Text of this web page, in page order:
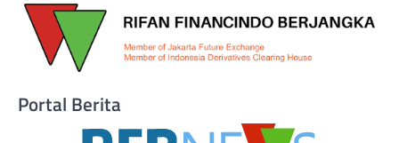
Portal Berita